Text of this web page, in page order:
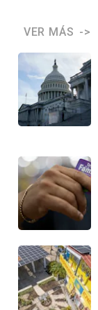
VER MÁS